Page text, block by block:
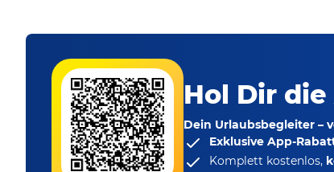
Hol Dir die
Dein Urlaubsbegleiter –
Exklusive App-
Komplett kostenlos,